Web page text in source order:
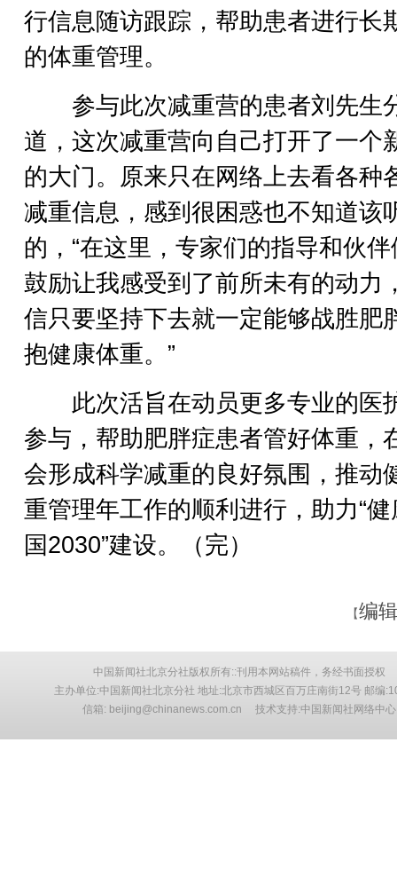
行信息随访跟踪，帮助患者进行长
的体重管理。
参与此次减重营的患者刘先生
道，这次减重营向自己打开了一个
的大门。原来只在网络上去看各种
减重信息，感到很困惑也不知道该
的，“在这里，专家们的指导和伙
鼓励让我感受到了前所未有的动力
信只要坚持下去就一定能够战胜肥
抱健康体重。”
此次活旨在动员更多专业的医
参与，帮助肥胖症患者管好体重，
会形成科学减重的良好氛围，推动
重管理年工作的顺利进行，助力“
国2030”建设。（完）
【编
中国新闻社北京分社版权所有::刊用本网站稿件，务经书面授权
主办单位:中国新闻社北京分社 地址:北京市西城区百万庄南街12号 邮编
信箱: beijing@chinanews.com.cn 技术支持:中国新闻社网络中心